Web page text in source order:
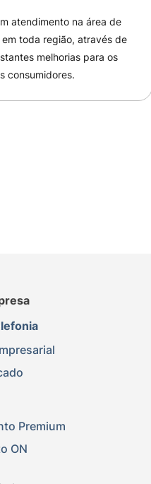
atendimento na área de
toda região, através de
melhorias para os
consumidores.
Premium
ON